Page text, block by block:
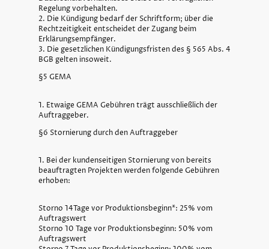
Regelung vorbehalten.
2. Die Kündigung bedarf der Schriftform; über die
Rechtzeitigkeit entscheidet der Zugang beim
Erklärungsempfänger.
3. Die gesetzlichen Kündigungsfristen des § 565 Abs. 4
BGB gelten insoweit.
§5 GEMA
1. Etwaige GEMA Gebühren trägt ausschließlich der
Auftraggeber.
§6 Stornierung durch den Auftraggeber
1. Bei der kundenseitigen Stornierung von bereits
beauftragten Projekten werden folgende Gebühren
erhoben:
Storno 14Tage vor Produktionsbeginn*: 25% vom
Auftragswert
Storno 10 Tage vor Produktionsbeginn: 50% vom
Auftragswert